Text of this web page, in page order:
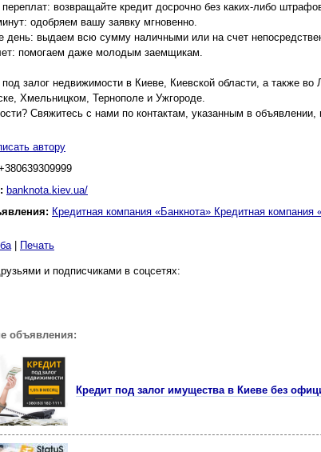
возвращайте кредит досрочно без каких-либо
одобряем вашу заявку мгновенно.
день: выдаем всю сумму наличными или на счет
помогаем даже молодым заемщикам.
залог недвижимости в Киеве, Киевской области, а также
Хмельницком, Тернополе и Ужгороде.
Свяжитесь с нами по контактам, указанным в
автору
banknota.kiev.ua/
Кредитная компания «Банкнота» Кредитная компания
| Печать
и подписчиками в соцсетях:
объявления:
Кредит под залог имущества в Киеве без